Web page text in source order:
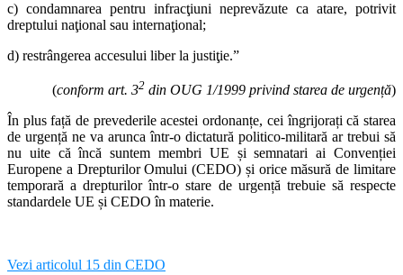
c) condamnarea pentru infracţiuni neprevăzute ca atare, potrivit
dreptului naţional sau internaţional;
d) restrângerea accesului liber la justiţie.”
(conform art. 32 din OUG 1/1999 privind starea de urgență)
În plus față de prevederile acestei ordonanțe, cei îngrijorați că starea
de urgență ne va arunca într-o dictatură politico-militară ar trebui să
nu uite că încă suntem membri UE și semnatari ai Convenției
Europene a Drepturilor Omului (CEDO) și orice măsură de limitare
temporară a drepturilor într-o stare de urgență trebuie să respecte
standardele UE și CEDO în materie.
Vezi articolul 15 din CEDO